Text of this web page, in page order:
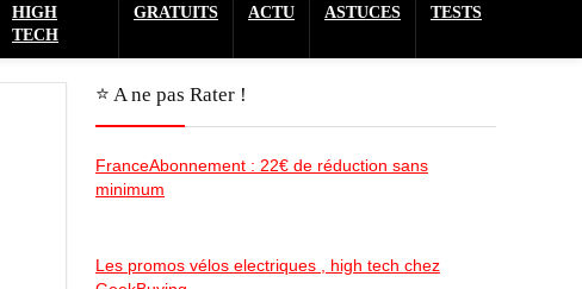
HIGH
TECH
GRATUITS ACTU ASTUCES TESTS
⭐️ A ne pas Rater !
FranceAbonnement : 22€ de réduction sans
minimum
Les promos vélos electriques , high tech chez